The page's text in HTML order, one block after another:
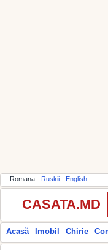
Romana Ruskii English
CASATA.MD
Acasă Imobil Chirie